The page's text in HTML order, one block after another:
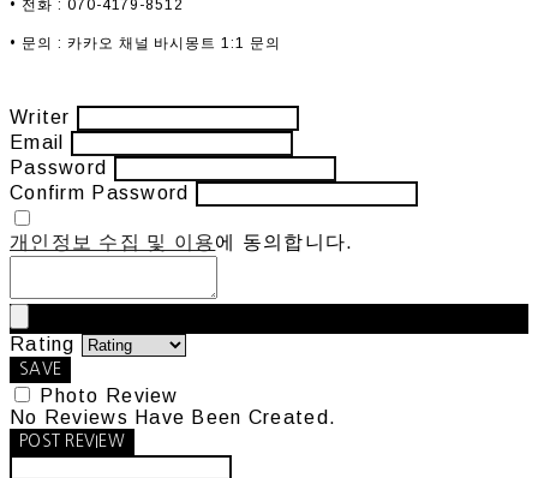
• 전화 : 070-4179-8512
• 문의 : 카카오 채널 바시몽트 1:1 문의
Writer
Email
Password
Confirm Password
개인정보 수집 및 이용에 동의합니다.
Rating
SAVE
Photo Review
No Reviews Have Been Created.
POST REVIEW